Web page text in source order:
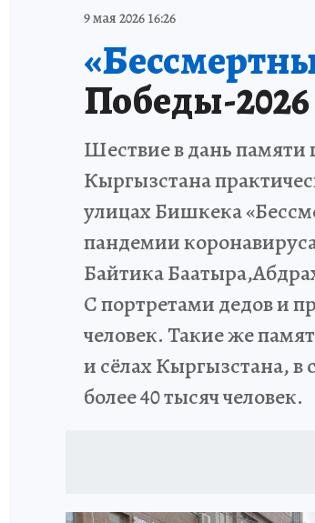
9 мая 2026 16:26
Победы-2026
Шествие в дань памяти
Кыргызстана
улицах Бишкека
пандемии
Байтика
С портретами дедов и
человек. Такие же
и сёлах Кыргызстана, в
более 40 тысяч человек.